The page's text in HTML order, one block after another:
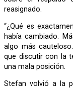
reasignado.
“¿Qué es exactamente lo que propones?”, dijo Daniel. La voz le
había cambiado.
algo más
que discutir con la
una mala posición.
Stefan volvió a la pizarra. Borró las ramas largas y diagonales